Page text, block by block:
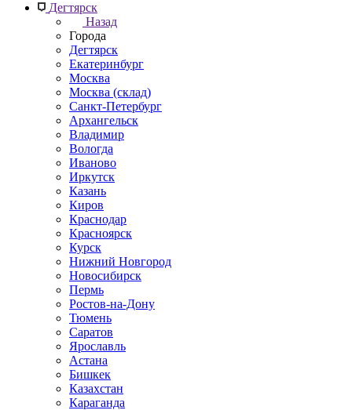
Дегтярск
Назад
Города
Дегтярск
Екатеринбург
Москва
Москва (склад)
Санкт-Петербург
Архангельск
Владимир
Вологда
Иваново
Иркутск
Казань
Киров
Краснодар
Красноярск
Курск
Нижний Новгород
Новосибирск
Пермь
Ростов-на-Дону
Тюмень
Саратов
Ярославль
Астана
Бишкек
Казахстан
Караганда